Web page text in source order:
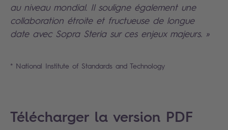
au niveau mondial. Il souligne également une
collaboration étroite et fructueuse de longue
date avec Sopra Steria sur ces enjeux majeurs. »
* National Institute of Standards and Technology
Télécharger la version PDF